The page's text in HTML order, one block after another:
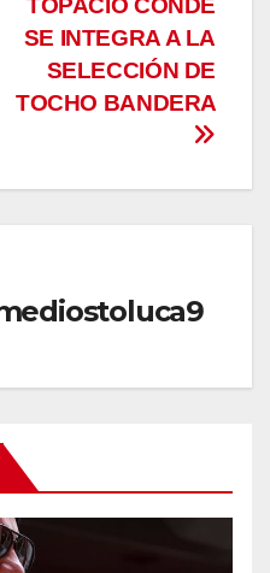
TOPACIO CONDE
SE INTEGRA A LA
SELECCIÓN DE
TOCHO BANDERA